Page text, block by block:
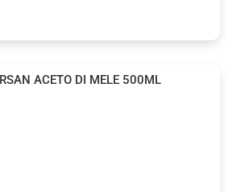
ACETO DI MELE 500ML